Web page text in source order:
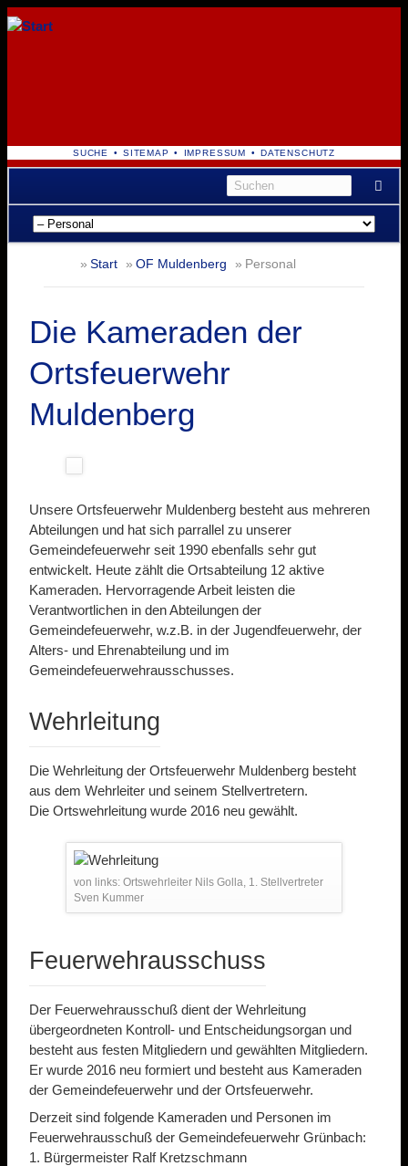
NAVIGATION
ÜBERSPRINGEN
SUCHE SITEMAP IMPRESSUM DATENSCHUTZ
Navigation
überspringen
Start OF Muldenberg Personal
Die Kameraden der
Ortsfeuerwehr
Muldenberg
Unsere Ortsfeuerwehr Muldenberg besteht aus mehreren
Abteilungen und hat sich parrallel zu unserer
Gemeindefeuerwehr seit 1990 ebenfalls sehr gut
entwickelt. Heute zählt die Ortsabteilung 12 aktive
Kameraden. Hervorragende Arbeit leisten die
Verantwortlichen in den Abteilungen der
Gemeindefeuerwehr, w.z.B. in der Jugendfeuerwehr, der
Alters- und Ehrenabteilung und im
Gemeindefeuerwehrausschusses.
Wehrleitung
Die Wehrleitung der Ortsfeuerwehr Muldenberg besteht
aus dem Wehrleiter und seinem Stellvertretern.
Die Ortswehrleitung wurde 2016 neu gewählt.
von links: Ortswehrleiter Nils Golla, 1. Stellvertreter
Sven Kummer
Feuerwehrausschuss
Der Feuerwehrausschuß dient der Wehrleitung
übergeordneten Kontroll- und Entscheidungsorgan und
besteht aus festen Mitgliedern und gewählten Mitgliedern.
Er wurde 2016 neu formiert und besteht aus Kameraden
der Gemeindefeuerwehr und der Ortsfeuerwehr.
Derzeit sind folgende Kameraden und Personen im
Feuerwehrausschuß der Gemeindefeuerwehr Grünbach:
1. Bürgermeister Ralf Kretzschmann